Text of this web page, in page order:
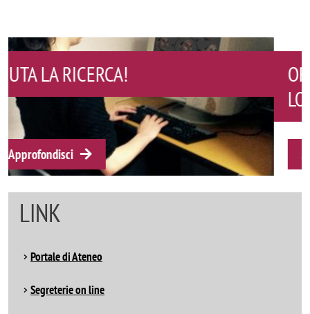
ORDINE DEGLI PSICOLOGI DELLA
LOMBARDIA
Approfondisci
LINK
Portale di Ateneo
Segreterie on line